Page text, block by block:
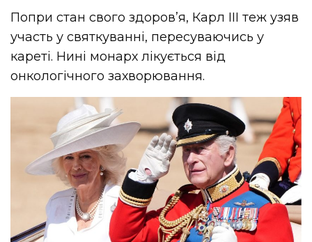
Попри стан свого здоров’я, Карл III теж узяв
участь у святкуванні, пересуваючись у
кареті. Нині монарх лікується від
онкологічного захворювання.